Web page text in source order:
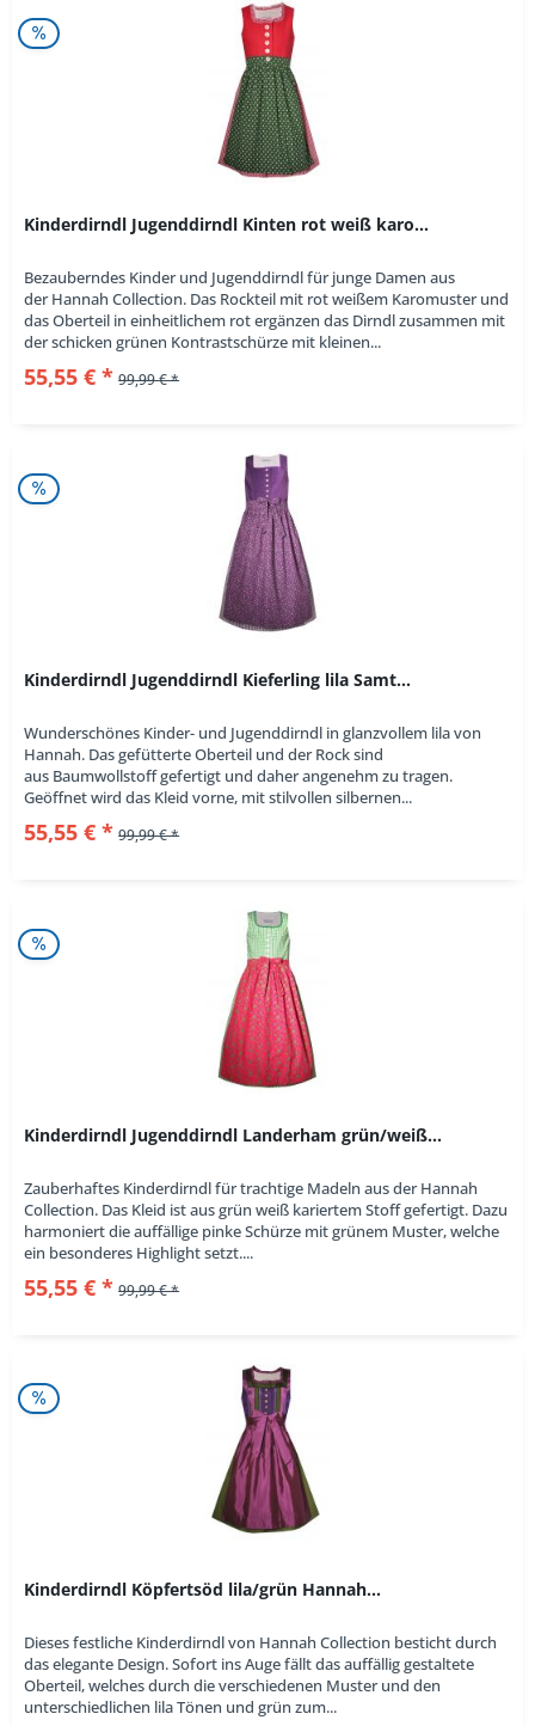
Kinderdirndl Jugenddirndl Kinten rot weiß karo...
Bezauberndes Kinder und Jugenddirndl für junge Damen aus
der Hannah Collection. Das Rockteil mit rot weißem Karomuster und
das Oberteil in einheitlichem rot ergänzen das Dirndl zusammen mit
der schicken grünen Kontrastschürze mit kleinen...
55,55 € * 99,99 € *
Kinderdirndl Jugenddirndl Kieferling lila Samt...
Wunderschönes Kinder- und Jugenddirndl in glanzvollem lila von
Hannah. Das gefütterte Oberteil und der Rock sind
aus Baumwollstoff gefertigt und daher angenehm zu tragen.
Geöffnet wird das Kleid vorne, mit stilvollen silbernen...
55,55 € * 99,99 € *
Kinderdirndl Jugenddirndl Landerham grün/weiß...
Zauberhaftes Kinderdirndl für trachtige Madeln aus der Hannah
Collection. Das Kleid ist aus grün weiß kariertem Stoff gefertigt. Dazu
harmoniert die auffällige pinke Schürze mit grünem Muster, welche
ein besonderes Highlight setzt....
55,55 € * 99,99 € *
Kinderdirndl Köpfertsöd lila/grün Hannah...
Dieses festliche Kinderdirndl von Hannah Collection besticht durch
das elegante Design. Sofort ins Auge fällt das auffällig gestaltete
Oberteil, welches durch die verschiedenen Muster und den
unterschiedlichen lila Tönen und grün zum...